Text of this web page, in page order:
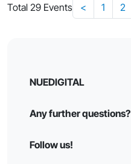
Total 29 Events < 1 2
NUEDIGITAL
Any further questions?
Follow us!